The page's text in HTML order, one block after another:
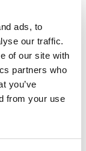
ads, to
our traffic.
of our site with
partners who
you’ve
from your use
sehr viel
Durch das
zudem der
verbringen